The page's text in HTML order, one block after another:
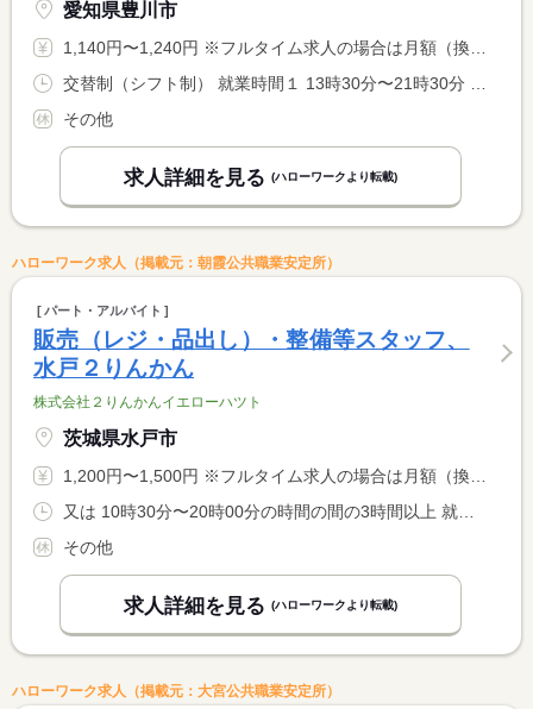
愛知県豊川市
1,140円〜1,240円 ※フルタイム求人の場合は月額（換算額）、パート求人の場合は時間額を表示しています。
その他
求人詳細を見る (ハローワークより転載)
ハローワーク求人（掲載元：朝霞公共職業安定所）
パート・アルバイト
販売（レジ・品出し）・整備等スタッフ、
水戸２りんかん
株式会社２りんかんイエローハツト
茨城県水戸市
1,200円〜1,500円 ※フルタイム求人の場合は月額（換算額）、パート求人の場合は時間額を表示しています。
その他
求人詳細を見る (ハローワークより転載)
ハローワーク求人（掲載元：大宮公共職業安定所）